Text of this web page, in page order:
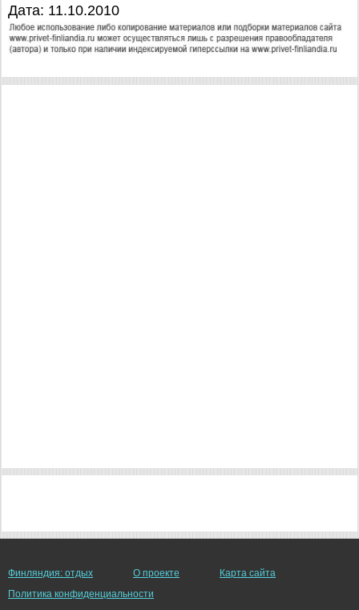
Дата: 11.10.2010
Финляндия: отдых О проекте
Карта сайта
Политика конфиденциальности